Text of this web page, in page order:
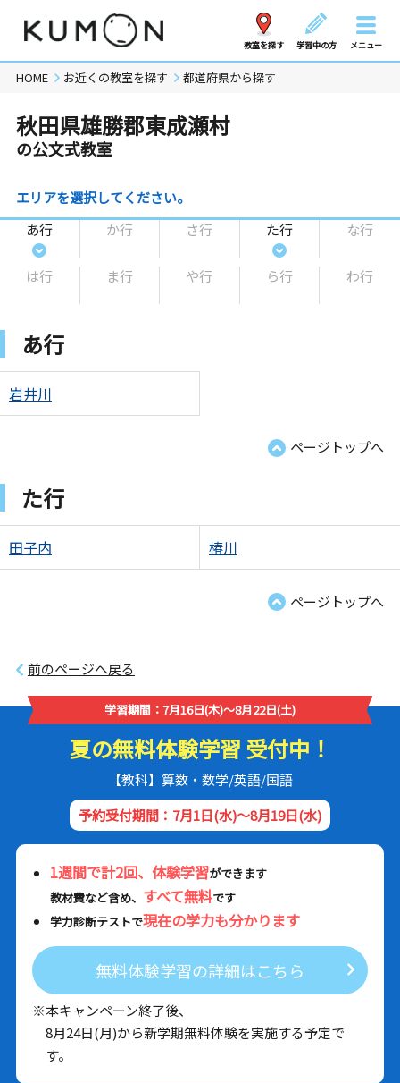
教室を探す 学習中の方 メニュー
HOME お近くの教室を探す 都道府県から探す
秋田県雄勝郡東成瀬村
の公文式教室
エリアを選択してください。
あ行
か行 さ行 た行 な行
は行 ま行 や行 ら行 わ行
あ行
岩井川
ページトップへ
た行
田子内 椿川
ページトップへ
前のページへ戻る
学習期間：7月16日(木)～8月22日(土)
夏の無料体験学習 受付中！
【教科】算数・数学/英語/国語
予約受付期間：7月1日(水)～8月19日(水)
1週間で計2回、体験学習ができます
教材費など含め、 すべて無料です
学力診断テストで現在の学力も分かります
無料体験学習の詳細はこちら
※本キャンペーン終了後、
8月24日(月)から新学期無料体験を実施する予定で
す。